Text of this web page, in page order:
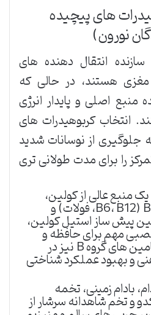
های پیچیده
نورون)
انتقال دهنده های
هستند، در حالی که
منبع اصلی و پایدار انرژی
انتخاب کربوهیدرات های
جلوگیری از نوسانات شدید
را برای مدت طولانی تری
منبع عالی از کولین،
ویتامین های گروه B (B6، B12، فولات) و
پیش ساز استیل کولین،
مهم برای حافظه و
یادگیری است. ویتامین های گروه B نیز در
بهبود عملکرد شناختی
بادام زمینی، تخمه
و تخم شاهدانه سرشار از